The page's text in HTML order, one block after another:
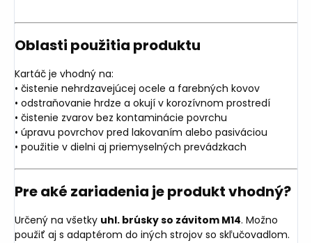
Oblasti použitia produktu
Kartáč je vhodný na:
• čistenie nehrdzavejúcej ocele a farebných kovov
• odstraňovanie hrdze a okují v korozívnom prostredí
• čistenie zvarov bez kontaminácie povrchu
• úpravu povrchov pred lakovaním alebo pasiváciou
• použitie v dielni aj priemyselných prevádzkach
Pre aké zariadenia je produkt vhodný?
Určený na všetky uhl. brúsky so závitom M14. Možno
použiť aj s adaptérom do iných strojov so skľučovadlom.